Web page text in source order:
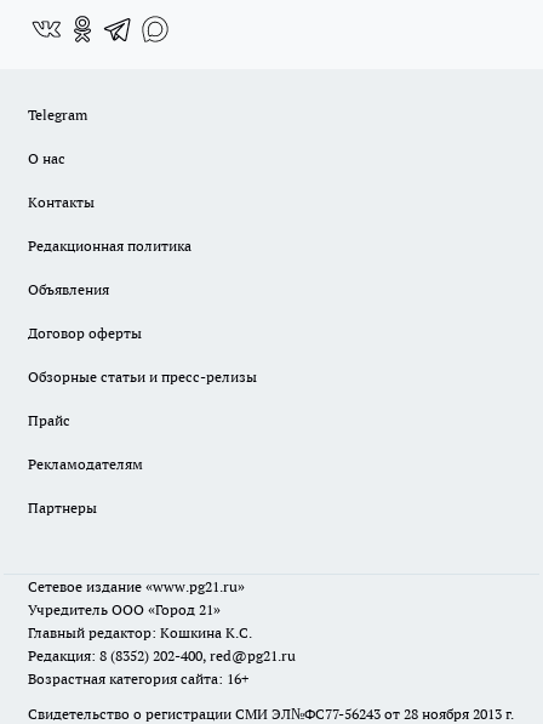
Telegram
О нас
Контакты
Редакционная политика
Объявления
Договор оферты
Обзорные статьи и пресс-релизы
Прайс
Рекламодателям
Партнеры
Сетевое издание «www.pg21.ru»
Учредитель ООО «Город 21»
Главный редактор: Кошкина К.С.
Редакция: 8 (8352) 202-400, red@pg21.ru
Возрастная категория сайта: 16+
Свидетельство о регистрации СМИ ЭЛ№ФС77-56243 от 28 ноября 2013 г.